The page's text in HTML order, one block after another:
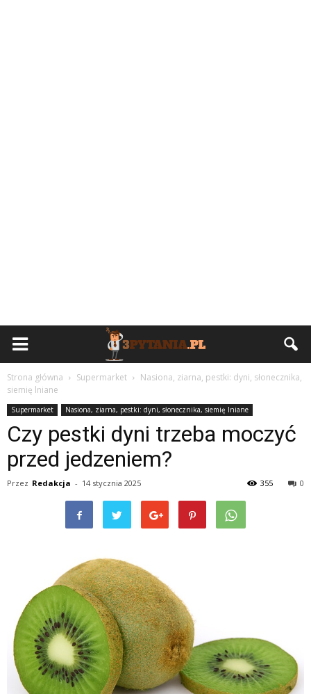
Strona główna Supermarket
Nasiona, ziarna, pestki: dyni, słonecznika,
siemię lniane
Supermarket Nasiona, ziarna, pestki: dyni, słonecznika, siemię lniane
Czy pestki dyni trzeba moczyć
przed jedzeniem?
Przez Redakcja - 14 stycznia 2025 0
355